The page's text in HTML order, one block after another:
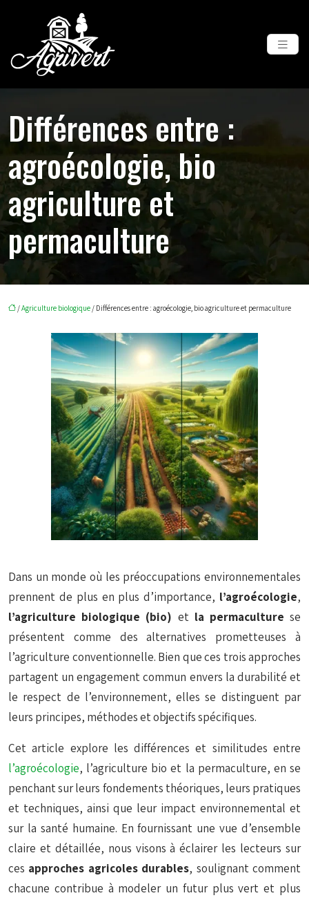
Différences entre :
agroécologie, bio
agriculture et
permaculture
/Agriculture biologique / Différences entre : agroécologie, bio agriculture et permaculture
Dans un monde où les préoccupations environnementales
prennent de plus en plus d’importance, l’agroécologie,
l’agriculture biologique (bio) et la permaculture se
présentent comme des alternatives prometteuses à
l’agriculture conventionnelle. Bien que ces trois approches
partagent un engagement commun envers la durabilité et
le respect de l’environnement, elles se distinguent par
leurs principes, méthodes et objectifs spécifiques.
Cet article explore les différences et similitudes entre
l’agroécologie, l’agriculture bio et la permaculture, en se
penchant sur leurs fondements théoriques, leurs pratiques
et techniques, ainsi que leur impact environnemental et
sur la santé humaine. En fournissant une vue d’ensemble
claire et détaillée, nous visons à éclairer les lecteurs sur
ces approches agricoles durables, soulignant comment
chacune contribue à modeler un futur plus vert et plus